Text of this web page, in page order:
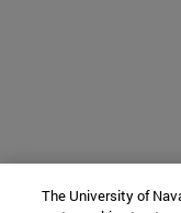
The University of